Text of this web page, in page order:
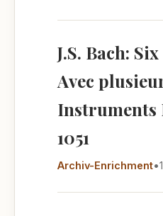
J.S. Bach:
Avec
Instruments
1051
Archiv-Enrichment•